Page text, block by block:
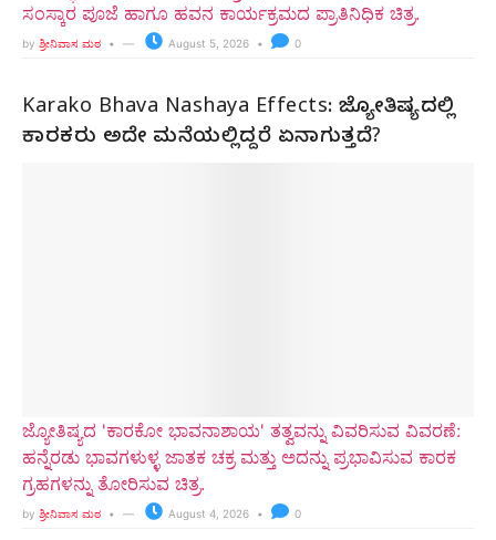
ಸಂಸ್ಕಾರ ಪೂಜೆ ಹಾಗೂ ಹವನ ಕಾರ್ಯಕ್ರಮದ ಪ್ರಾತಿನಿಧಿಕ ಚಿತ್ರ.
by ಶ್ರೀನಿವಾಸ ಮಠ August 5, 2026 0
Karako Bhava Nashaya Effects: ಜ್ಯೋತಿಷ್ಯದಲ್ಲಿ
ಕಾರಕರು ಅದೇ ಮನೆಯಲ್ಲಿದ್ದರೆ ಏನಾಗುತ್ತದೆ?
ಜ್ಯೋತಿಷ್ಯದ 'ಕಾರಕೋ ಭಾವನಾಶಾಯ' ತತ್ವವನ್ನು ವಿವರಿಸುವ ವಿವರಣೆ:
ಹನ್ನೆರಡು ಭಾವಗಳುಳ್ಳ ಜಾತಕ ಚಕ್ರ ಮತ್ತು ಅದನ್ನು ಪ್ರಭಾವಿಸುವ ಕಾರಕ
ಗ್ರಹಗಳನ್ನು ತೋರಿಸುವ ಚಿತ್ರ.
by ಶ್ರೀನಿವಾಸ ಮಠ August 4, 2026 0